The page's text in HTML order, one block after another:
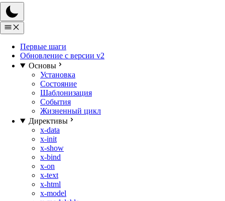
Первые шаги
Обновление с версии v2
Основы
Установка
Состояние
Шаблонизация
События
Жизненный цикл
Директивы
x-data
x-init
x-show
x-bind
x-on
x-text
x-html
x-model